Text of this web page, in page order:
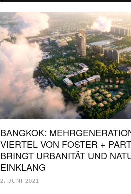
BANGKOK:
VIERTEL VON FOSTER +
BRINGT URBANITÄT UND
EINKLANG
2. JUNI 2021